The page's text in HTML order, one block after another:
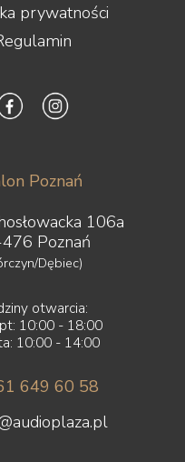
prywatności
Poznań
106a
Poznań
Dębiec)
otwarcia:
10:00 - 18:00
10:00 - 14:00
649 60 58